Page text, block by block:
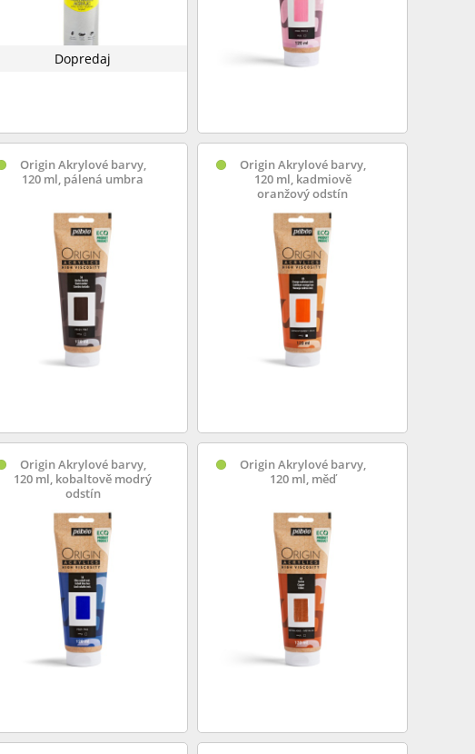
Dopredaj
Origin Akrylové barvy,
120 ml, pálená umbra
Origin Akrylové barvy,
120 ml, kadmiově
oranžový odstín
Origin Akrylové barvy,
120 ml, kobaltově modrý
odstín
Origin Akrylové barvy,
120 ml, měď